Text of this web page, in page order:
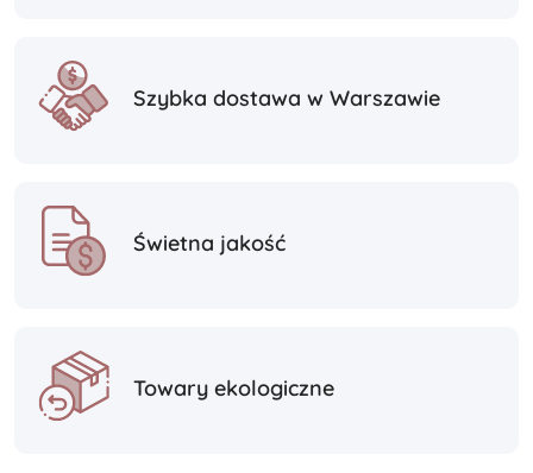
Szybka dostawa w Warszawie
Świetna jakość
Towary ekologiczne